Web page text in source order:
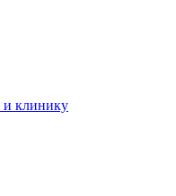
и клинику